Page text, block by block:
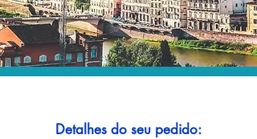
Detalhes do seu pedido: